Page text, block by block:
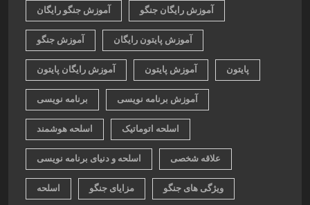
آموزش جنگو رایگان آموزش رایگان جنگو
آموزش جنگو آموزش پایتون رایگان
آموزش رایگان پایتون آموزش پایتون پایتون
برنامه نویسی آموزش برنامه نویسی
اسلحه هوشمند اسلحه اتوماتیک
اسلحه و دنیای برنامه نویسی علاقه شخصی
اسلحه مزایای جنگو ویژگی های جنگو